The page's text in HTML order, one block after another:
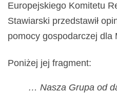
Europejskiego Komitetu
Stawiarski przedstawił
pomocy gospodarczej dla
Poniżej jej fragment:
… Nasza Grupa od